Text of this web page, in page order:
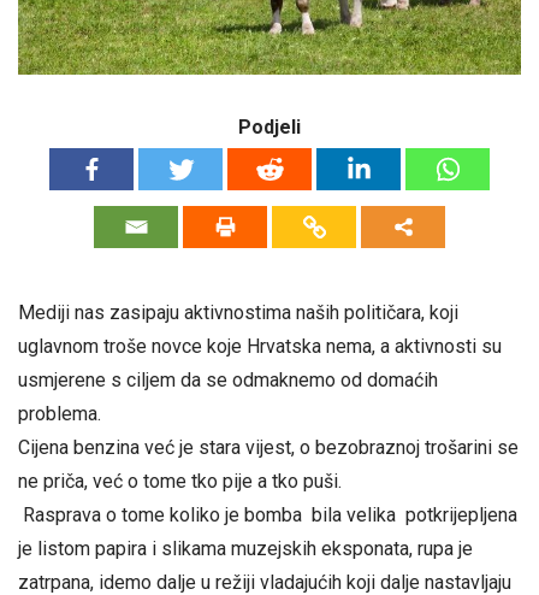
Podjeli
Mediji nas zasipaju aktivnostima naših političara, koji
uglavnom troše novce koje Hrvatska nema, a aktivnosti su
usmjerene s ciljem da se odmaknemo od domaćih
problema.
Cijena benzina već je stara vijest, o bezobraznoj trošarini se
ne priča, već o tome tko pije a tko puši.
Rasprava o tome koliko je bomba bila velika potkrijepljena
je listom papira i slikama muzejskih eksponata, rupa je
zatrpana, idemo dalje u režiji vladajućih koji dalje nastavljaju